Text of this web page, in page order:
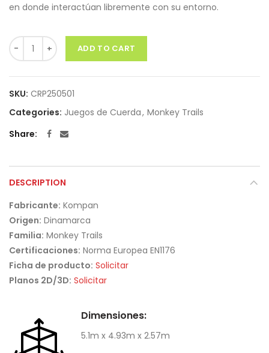
en donde interactúan libremente con su entorno.
Quantity
ADD TO CART
SKU: CRP250501
Categories: Juegos de Cuerda, Monkey Trails
Share
DESCRIPTION
Fabricante: Kompan
Origen: Dinamarca
Familia: Monkey Trails
Certificaciones: Norma Europea EN1176
Ficha de producto: Solicitar
Planos 2D/3D: Solicitar
Dimensiones:
5.1m x 4.93m x 2.57m